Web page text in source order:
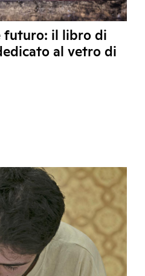
futuro: il libro di
al vetro di